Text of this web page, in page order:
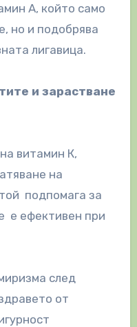
А, който само
но и подобрява
лигавица.
и зарастване
витамин К,
на
подпомага за
е ефективен при
след
от